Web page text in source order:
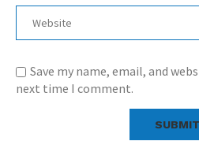
Save my name, email, and
next time I comment.